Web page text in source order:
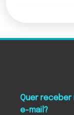
Quer
e-mail?